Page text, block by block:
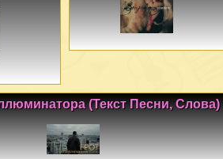
(Текст Песни, Слова)